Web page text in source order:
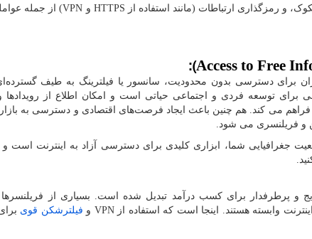
و رمزگذاری ارتباطات (مانند استفاده از HTTPS و VPN) از جمله
Access to Free
):
برای دسترسی بدون محدودیت، سانسور یا فیلترینگ به طیف
برای توسعه فردی و اجتماعی حیاتی است و امکان اطلاع از رویدادها و
می کند. هم چنین باعث ایجاد فرصت‌های اقتصادی و دسترسی به
و فریلنسری می شود.
جغرافیایی شما، ابزاری کلیدی برای دسترسی آزاد به اینترنت است
و پرطرفدار برای کسب درآمد تبدیل شده است. بسیاری از فریلنسرها
وابسته هستند. اینجا است که استفاده ازVPN و فیلترشکن قوی